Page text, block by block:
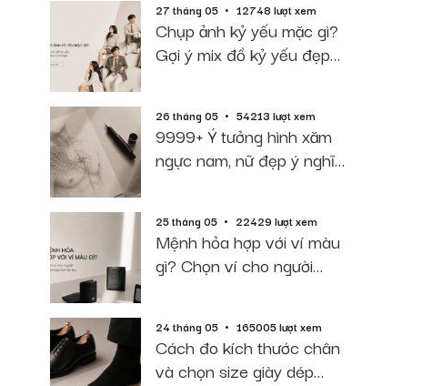
27 tháng 05 12748 lượt xem
Chụp ảnh kỷ yếu mặc gì?
Gợi ý mix đồ kỷ yếu đẹp
26 tháng 05 54213 lượt xem
9999+ Ý tưởng hình xăm
ngực nam, nữ đẹp ý nghĩa
25 tháng 05 22429 lượt xem
Mệnh hỏa hợp với ví màu
gì? Chọn ví cho người
24 tháng 05 165005 lượt xem
Cách đo kích thước chân
và chọn size giày dép